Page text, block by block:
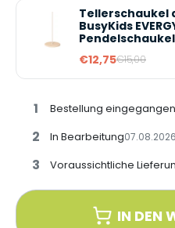
Tellerschaukel
BusyKids
Pendelschaukel
€12,75€15,00
1 Bestellung eingegangen
2 In Bearbeitung07.08.2026
3 Voraussichtliche
IN DEN